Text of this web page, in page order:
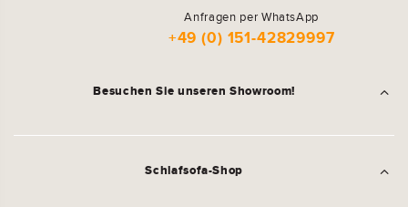
Anfragen per WhatsApp
+49 (0) 151-42829997
Besuchen Sie unseren Showroom!
Schlafsofa-Shop